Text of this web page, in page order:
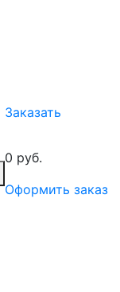
Заказать
0 руб.
Оформить заказ